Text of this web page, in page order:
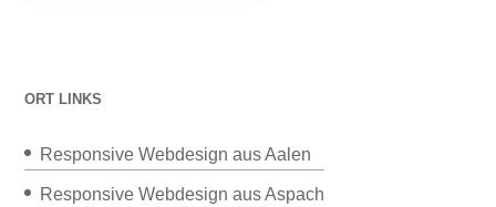
ORT LINKS
Responsive Webdesign aus Aalen
Responsive Webdesign aus Aspach